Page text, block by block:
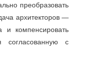
преобразовать
архитекторов —
и компенсировать
согласованную с